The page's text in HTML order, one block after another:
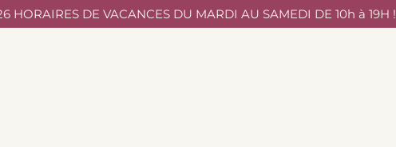
DE VACANCES DU MARDI AU SAMEDI DE 10h à 19H !